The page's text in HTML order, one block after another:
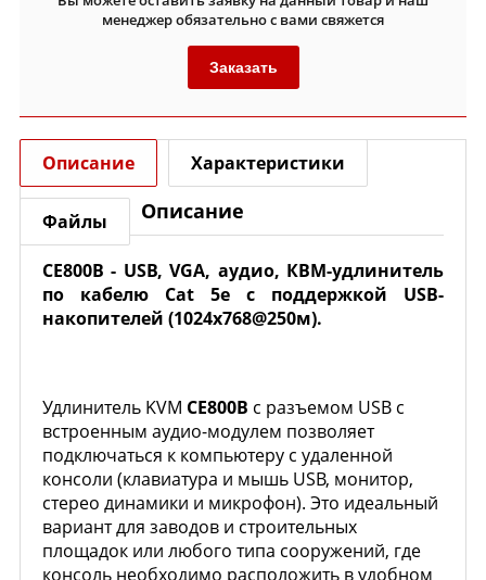
менеджер обязательно с вами свяжется
Заказать
Описание Характеристики
Файлы Описание
CE800B - USB, VGA, аудио, КВМ-удлинитель
по кабелю Cat 5e с поддержкой USB-
накопителей (1024x768@250м).
Удлинитель KVM CE800B с разъемом USB с
встроенным аудио-модулем позволяет
подключаться к компьютеру с удаленной
консоли (клавиатура и мышь USB, монитор,
стерео динамики и микрофон). Это идеальный
вариант для заводов и строительных
площадок или любого типа сооружений, где
консоль необходимо расположить в удобном